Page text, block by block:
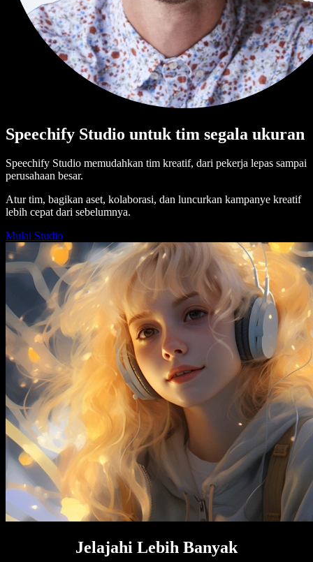
Speechify Studio untuk tim segala ukuran
Speechify Studio memudahkan tim kreatif, dari pekerja lepas sampai
perusahaan besar.
Atur tim, bagikan aset, kolaborasi, dan luncurkan kampanye kreatif
lebih cepat dari sebelumnya.
Mulai Studio
Jelajahi Lebih Banyak